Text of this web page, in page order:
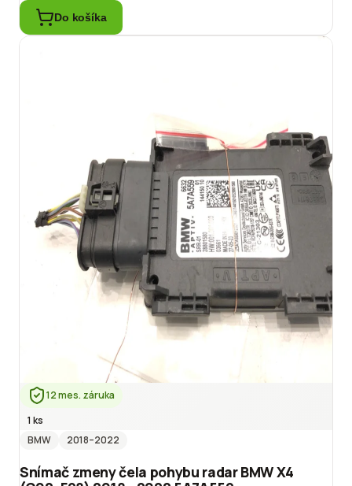
Do košíka
12 mes. záruka
1 ks
BMW
2018–2022
Snímač zmeny čela pohybu radar BMW X4